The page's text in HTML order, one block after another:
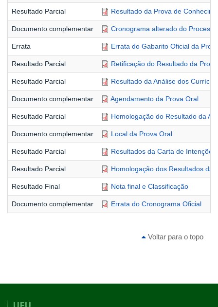
Resultado Parcial Resultado da Prova de
Documento complementar Cronograma alterado do
Errata Errata do Gabarito Oficial da
Resultado Parcial Retificação do Resultado da
Resultado Parcial Resultado da Análise dos
Documento complementar Agendamento da Prova Oral
Resultado Parcial Homologação do Resultado da
Documento complementar Local da Prova Oral
Resultado Parcial Resultados da Carta de
Resultado Parcial Homologação dos Resultados da
Resultado Final Nota final e Classificação
Documento complementar Errata do Cronograma Oficial
Voltar para o topo